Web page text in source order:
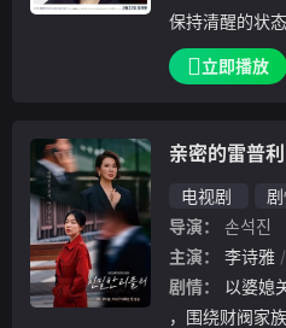
保持清醒的状
是在3年前丢失
中寻找线索的
立即播放
亲密的雷普利
电视剧
导演：
손석진
主演：
李诗雅
剧情：
，围绕财阀家